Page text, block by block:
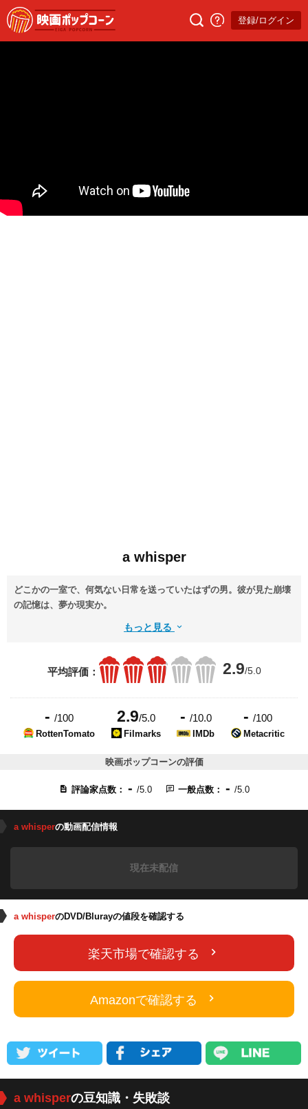
登録/ログイン
a whisper
どこかの一室で、何気ない日常を送っていたはずの男。彼が見た崩壊
の記憶は、夢か現実か。
もっと見る
平均評価： 2.9/5.0
- /100
RottenTomato
2.9/5.0
Filmarks
- /10.0
IMDb
-/100
Metacritic
映画ポップコーンの評価
評論家点数： - /5.0 一般点数： - /5.0
a whisperの動画配信情報
現在未配信
a whisperのDVD/Blurayの値段を確認する
楽天市場で確認する
Amazonで確認する
a whisperの豆知識・失敗談